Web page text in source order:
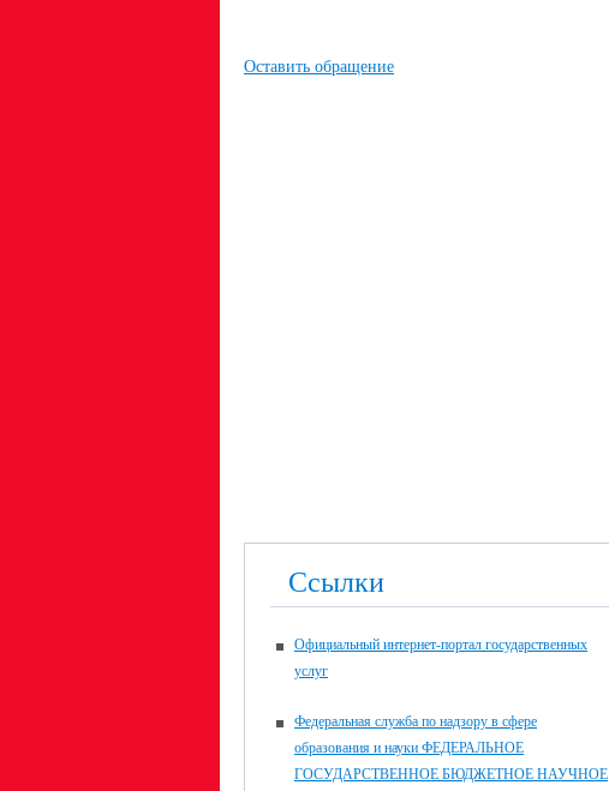
Оставить обращение
Ссылки
Официальный интернет-портал государственных
услуг
Федеральная служба по надзору в сфере
образования и науки ФЕДЕРАЛЬНОЕ
ГОСУДАРСТВЕННОЕ БЮДЖЕТНОЕ НАУЧНОЕ